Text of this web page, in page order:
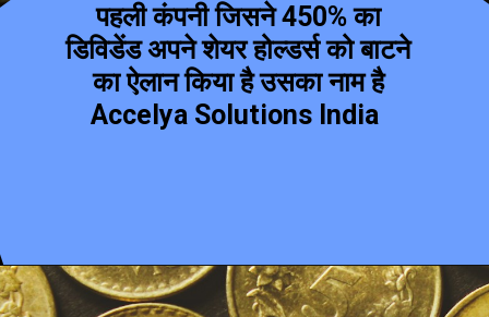
पहली कंपनी जिसने 450% का
डिविडेंड अपने शेयर होल्डर्स को बाटने
का ऐलान किया है उसका नाम है
Accelya Solutions India